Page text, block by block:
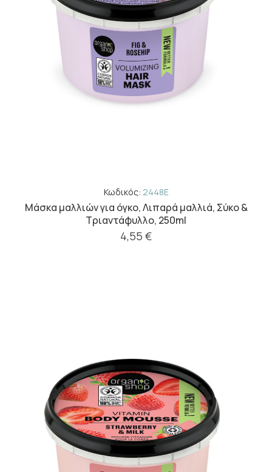
Κωδικός: 2448E
Μάσκα μαλλιών για όγκο, Λιπαρά μαλλιά, Σύκο &
Τριαντάφυλλο, 250ml
4,55 €